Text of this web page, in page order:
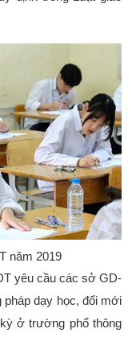
năm 2019
yêu cầu các sở GD-
dạy học, đổi mới
ở trường phổ thông